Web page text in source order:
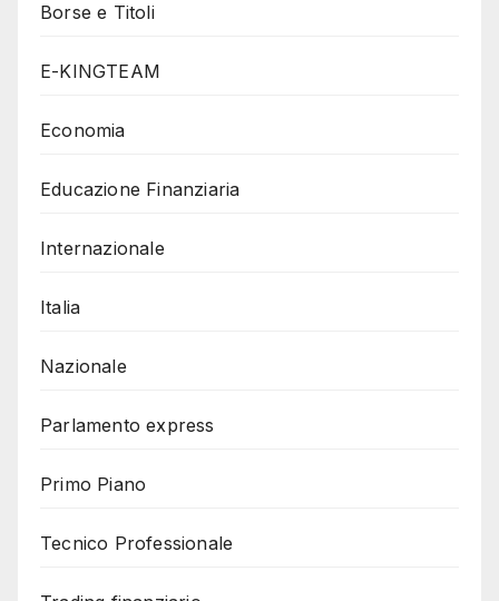
Borse e Titoli
E-KINGTEAM
Economia
Educazione Finanziaria
Internazionale
Italia
Nazionale
Parlamento express
Primo Piano
Tecnico Professionale